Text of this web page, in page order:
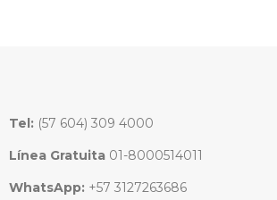
Tel: (57 604) 309 4000
Línea Gratuita 01-8000514011
WhatsApp: +57 3127263686